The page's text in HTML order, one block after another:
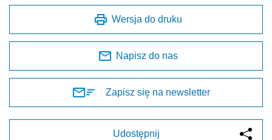
Wersja do druku
Napisz do nas
Zapisz się na newsletter
Udostępnij